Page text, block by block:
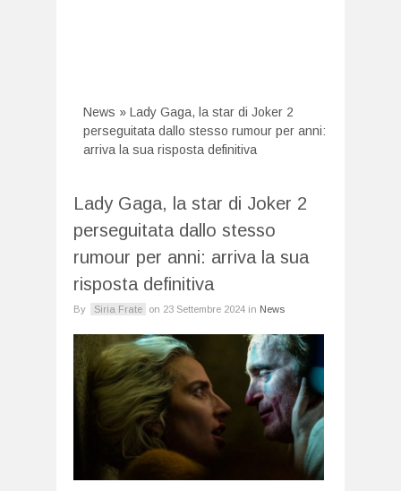
News » Lady Gaga, la star di Joker 2
perseguitata dallo stesso rumour per anni:
arriva la sua risposta definitiva
Lady Gaga, la star di Joker 2
perseguitata dallo stesso
rumour per anni: arriva la sua
risposta definitiva
By Siria Frate on 23 Settembre 2024 in News